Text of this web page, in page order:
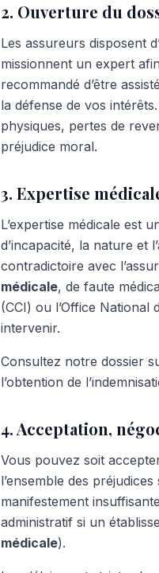
2. Ouverture du
Les assureurs disposent
missionnent un expert
recommandé d’être
la défense de vos
physiques, pertes de
préjudice moral.
3. Expertise
L’expertise médicale est
d’incapacité, la nature et
contradictoire avec
médicale, de faute
(CCI) ou l’Office National
intervenir.
Consultez notre dossier
l’obtention de
4. Acceptation,
Vous pouvez soit
l’ensemble des
manifestement
administratif si un
médicale).